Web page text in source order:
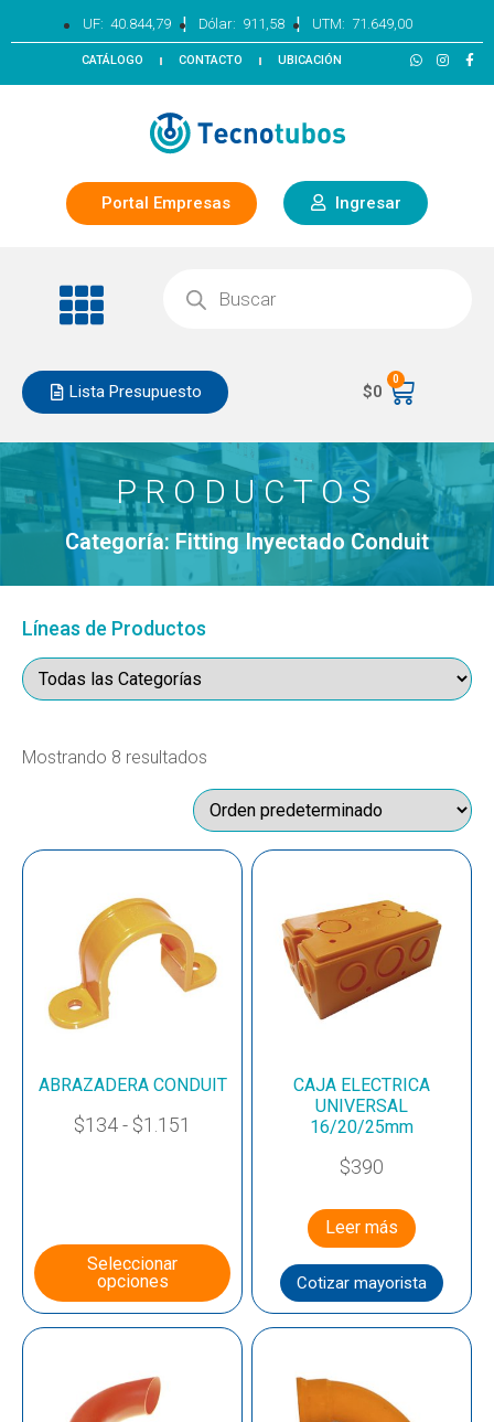
UF: 40.844,79 | Dólar: 911,58 | UTM: 71.649,00
CATÁLOGO CONTACTO UBICACIÓN
Portal Empresas Ingresar
Lista Presupuesto $0
0
PRODUCTOS
Categoría: Fitting Inyectado Conduit
Líneas de Productos
Mostrando 8 resultados
ABRAZADERA CONDUIT
$134- $1.151
Seleccionar
opciones
CAJA ELECTRICA
UNIVERSAL
16/20/25mm
$390
Leer más
Cotizar mayorista